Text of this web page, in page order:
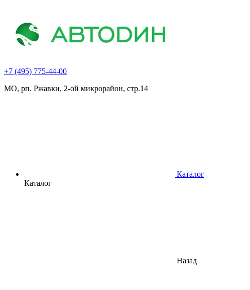
+7 (495) 775-44-00
МО, рп. Ржавки, 2-ой микрорайон, стр.14
Каталог
Каталог
Назад